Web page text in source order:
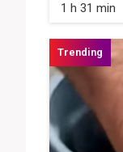
1 h 31 min